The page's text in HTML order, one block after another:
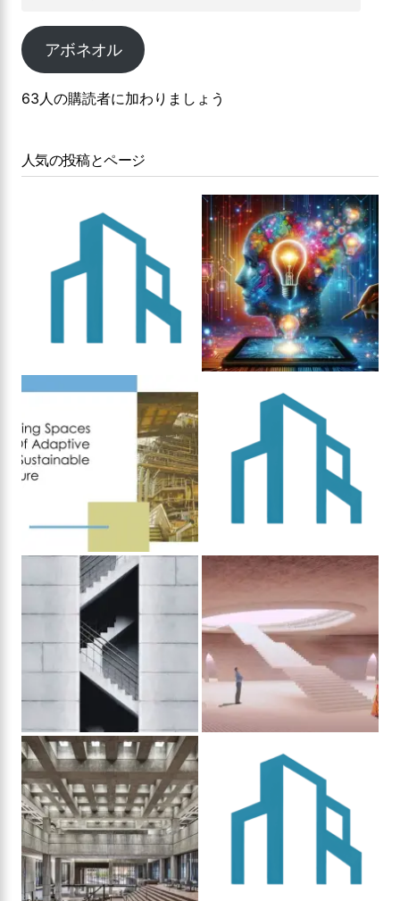
アボネオル
63人の購読者に加わりましょう
人気の投稿とページ